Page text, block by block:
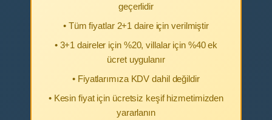
geçerlidir
• Tüm fiyatlar 2+1 daire için verilmiştir
• 3+1 daireler için %20, villalar için %40 ek
ücret uygulanır
• Fiyatlarımıza KDV dahil değildir
• Kesin fiyat için ücretsiz keşif hizmetimizden
yararlanın